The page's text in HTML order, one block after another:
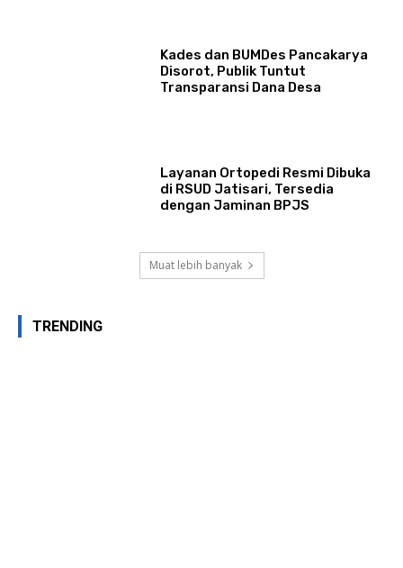
Kades dan BUMDes Pancakarya
Disorot, Publik Tuntut
Transparansi Dana Desa
Layanan Ortopedi Resmi Dibuka
di RSUD Jatisari, Tersedia
dengan Jaminan BPJS
Muat lebih banyak
TRENDING